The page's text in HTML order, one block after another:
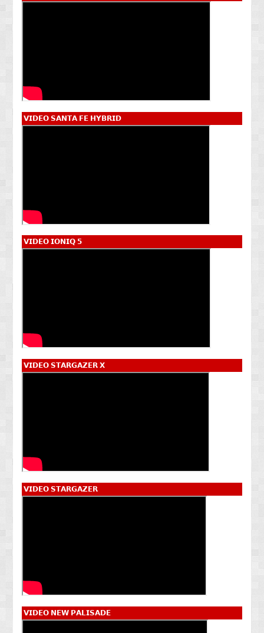
𝗩𝗜𝗗𝗘𝗢 𝗦𝗔𝗡𝗧𝗔 𝗙𝗘 𝗛𝗬𝗕𝗥𝗜𝗗
𝗩𝗜𝗗𝗘𝗢 𝗜𝗢𝗡𝗜𝗤 𝟱
𝗩𝗜𝗗𝗘𝗢 𝗦𝗧𝗔𝗥𝗚𝗔𝗭𝗘𝗥 𝗫
𝗩𝗜𝗗𝗘𝗢 𝗦𝗧𝗔𝗥𝗚𝗔𝗭𝗘𝗥
𝗩𝗜𝗗𝗘𝗢 𝗡𝗘𝗪 𝗣𝗔𝗟𝗜𝗦𝗔𝗗𝗘